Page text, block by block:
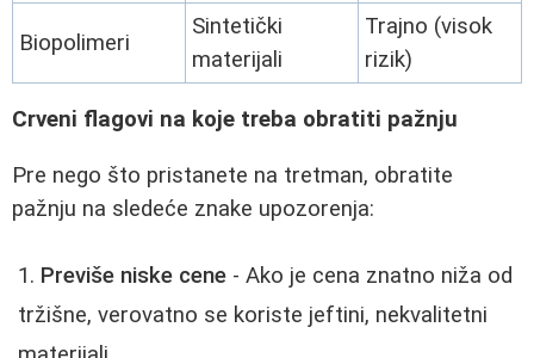
Biopolimeri
Sintetički
materijali
Trajno (visok
rizik)
Crveni flagovi na koje treba obratiti pažnju
Pre nego što pristanete na tretman, obratite
pažnju na sledeće znake upozorenja:
Previše niske cene - Ako je cena znatno niža od
tržišne, verovatno se koriste jeftini, nekvalitetni